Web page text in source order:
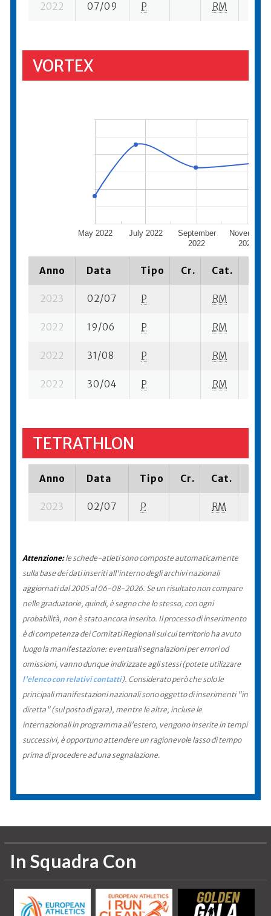
2022 07/09 P RM
VORTEX
May 2022 July 2022
September
2022
November
2022
Anno Data Tipo Cr. Cat.
2023 02/07 P RM
2022 19/06 P RM
2022 31/08 P RM
2022 30/04 P RM
TETRATHLON
Anno Data Tipo Cr. Cat.
2023 02/07 P RM
Attenzione:le schede-atleti sono composte automaticamente
sulla base dei dati inseriti all'interno degli archivi nazionali
aggiornati dal 2005 al 06-08-2026. Se un risultato non compare
nelle graduatorie, quindi, è segno che lo stesso, con ogni
probabilità, non è stato ancora inserito. Il processo di inserimento
è di competenza dei Comitati Regionali sul cui territorio ha avuto
luogo la manifestazione: eventuali segnalazioni per errori od
omissioni, vanno dunque indirizzate agli stessi (potete utilizzare
l'elenco con relativi contatti). Considerato però che solo le
principali manifestazioni nazionali sono oggetto di inserimenti "in
diretta" (sul posto di gara), mentre le altre, incluse le
internazionali in programma all'estero, vengono inserite in tempi
successivi, è opportuno attendere un ragionevole lasso di tempo
prima di procedere ad una segnalazione.
In Squadra Con